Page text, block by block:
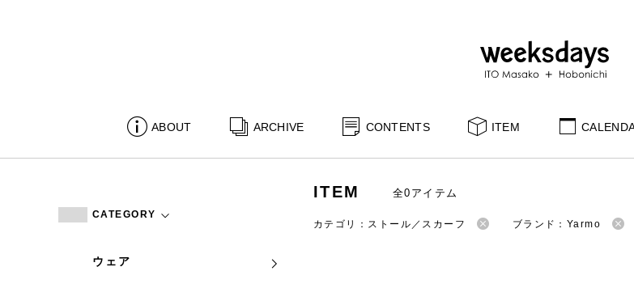
ABOUT ARCHIVE CONTENTS ITEM
CATEGORY
ウェア
ITEM 全0アイテム
カテゴリ：ストール／スカーフ ブランド：Yarmo